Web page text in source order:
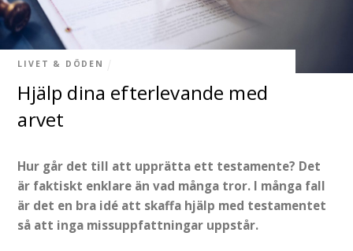
Hjälp dina efterlevande med
arvet
LIVET & DÖDEN
Hur går det till att upprätta ett testamente? Det
är faktiskt enklare än vad många tror. I många fall
är det en bra idé att skaffa hjälp med testamentet
så att inga missuppfattningar uppstår.